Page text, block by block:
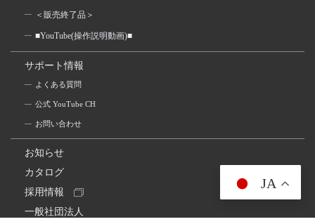
＜販売終了品＞
■YouTube(操作説明動画)■
サポート情報
よくある質問
公式 YouTube CH
お問い合わせ
お知らせ
カタログ
採用情報
一般社団法人
JA